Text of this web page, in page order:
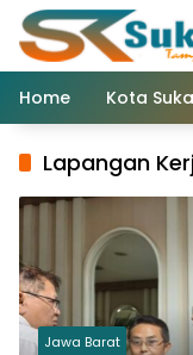
Langsung
konten
Home
Kota
Lapangan
Jawa Barat